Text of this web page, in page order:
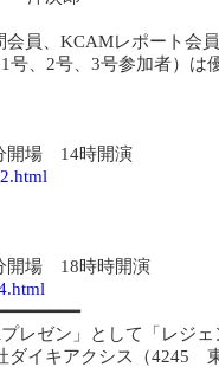
員、KCAMレポート会
号、2号、3号参加者）は
開場 14時開演
開場 18時時開演
レゼン」として「レジェ
ダイキアクシス（4245